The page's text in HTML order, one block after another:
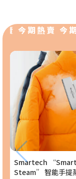
今期熱賣 今
Smartech
Steam” 智能手提